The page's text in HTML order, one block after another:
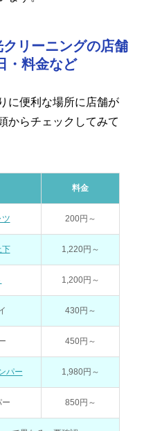
リーニングの店舗
・料金など
に便利な場所に店舗が
からチェックしてみて
料金
ツ 200円～
下 1,220円～
1,200円～
430円～
450円～
パー 1,980円～
ー 850円～